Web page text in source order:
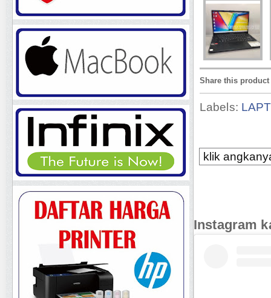
Share this product
Labels:
klik
Instagram